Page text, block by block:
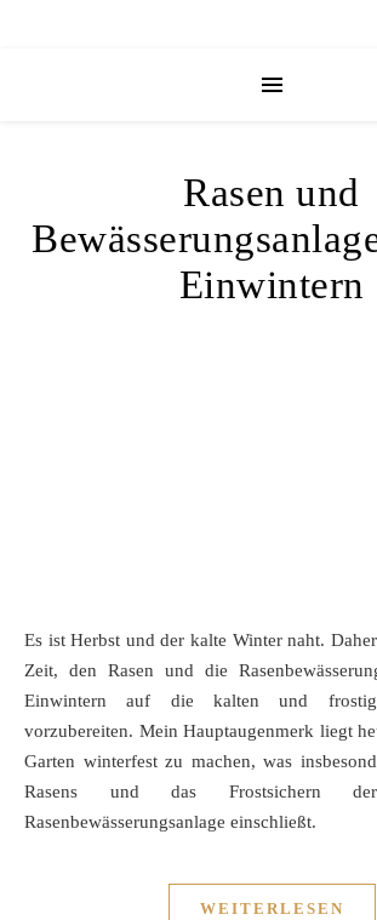
Rasen und
Einwintern
Es ist Herbst und der kalte Winter naht. Daher ist es nun höchste
Zeit, den Rasen und die
Einwintern auf die kalten und
vorzubereiten. Mein Hauptaugenmerk liegt
Garten winterfest zu machen, was
Rasens und das Frostsichern der
Rasenbewässerungsanlage einschließt.
WEITERLESEN